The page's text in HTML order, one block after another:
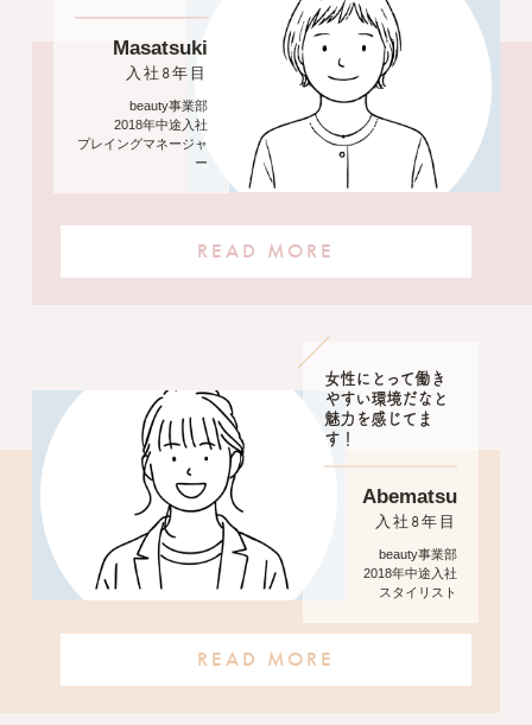
Masatsuki
入社8年目
beauty事業部
2018年中途入社
プレイングマネージャ
ー
READ MORE
女性にとって働き
やすい環境だなと
魅力を感じてま
す！
Abematsu
入社8年目
beauty事業部
2018年中途入社
スタイリスト
READ MORE